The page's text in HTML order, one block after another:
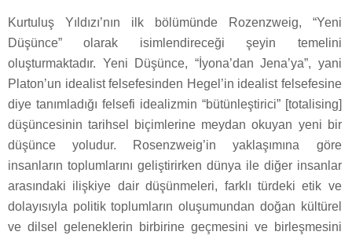
Kurtuluş Yıldızı’nın ilk bölümünde Rozenzweig, “Yeni
Düşünce” olarak isimlendireceği şeyin temelini
oluşturmaktadır. Yeni Düşünce, “İyona’dan Jena’ya”, yani
Platon’un idealist felsefesinden Hegel’in idealist felsefesine
diye tanımladığı felsefi idealizmin “bütünleştirici” [totalising]
düşüncesinin tarihsel biçimlerine meydan okuyan yeni bir
düşünce yoludur. Rosenzweig’in yaklaşımına göre
insanların toplumlarını geliştirirken dünya ile diğer insanlar
arasındaki ilişkiye dair düşünmeleri, farklı türdeki etik ve
dolayısıyla politik toplumların oluşumundan doğan kültürel
ve dilsel geleneklerin birbirine geçmesini ve birleşmesini